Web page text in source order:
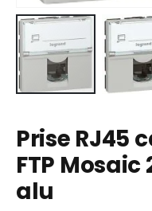
the
beginning
of
the
images
Prise RJ45
FTP
alu